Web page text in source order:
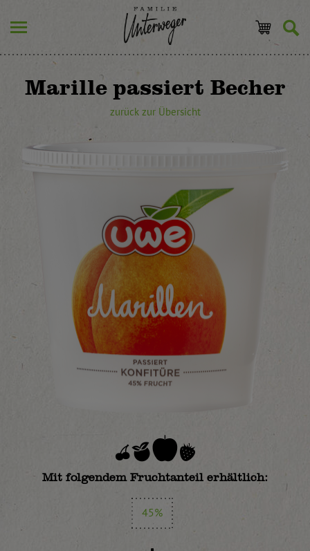
Marille passiert Becher
zurück zur Übersicht
Mit folgendem Fruchtanteil erhältlich:
45%